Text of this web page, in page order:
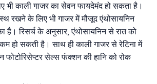
भी काली गाजर का सेवन फायदेमंद हो सकता है।
रखने के लिए भी गाजर में मौजूद एंथोसायनिन
है। रिसर्च के अनुसार, एंथोसायनिन से रात को
हो सकती है। साथ ही काली गाजर से रेटिना में
फोटोरिसेप्टर सेल्स फंक्शन की हानि को रोक